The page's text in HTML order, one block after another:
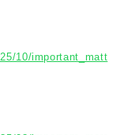
10/important_matt